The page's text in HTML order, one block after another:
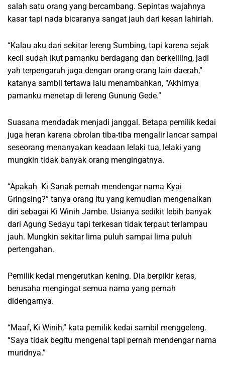
salah satu orang yang bercambang. Sepintas wajahnya
kasar tapi nada bicaranya sangat jauh dari kesan lahiriah.
“Kalau aku dari sekitar lereng Sumbing, tapi karena sejak
kecil sudah ikut pamanku berdagang dan berkeliling, jadi
yah terpengaruh juga dengan orang-orang lain daerah,”
katanya sambil tertawa lalu menambahkan, “Akhirnya
pamanku menetap di lereng Gunung Gede.”
Suasana mendadak menjadi janggal. Betapa pemilik kedai
juga heran karena obrolan tiba-tiba mengalir lancar sampai
seseorang menanyakan keadaan lelaki tua, lelaki yang
mungkin tidak banyak orang mengingatnya.
“Apakah Ki Sanak pernah mendengar nama Kyai
Gringsing?” tanya orang itu yang kemudian mengenalkan
diri sebagai Ki Winih Jambe. Usianya sedikit lebih banyak
dari Agung Sedayu tapi terkesan tidak terpaut terlampau
jauh. Mungkin sekitar lima puluh sampai lima puluh
pertengahan.
Pemilik kedai mengerutkan kening. Dia berpikir keras,
berusaha mengingat semua nama yang pernah
didengarnya.
“Maaf, Ki Winih,” kata pemilik kedai sambil menggeleng.
“Saya tidak begitu mengenal tapi pernah mendengar nama
muridnya.”